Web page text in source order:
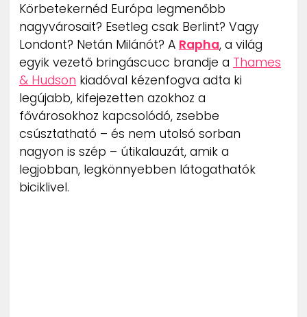
IMPRESSZUM
PR-ARCHÍVUM
ADATKEZELÉSI TÁJÉKOZTATÓ
Körbetekernéd Európa legmenőbb
nagyvárosait? Esetleg csak Berlint? Vagy
Londont? Netán Milánót? A Rapha, a világ
egyik vezető bringáscucc brandje a Thames
& Hudson kiadóval kézenfogva adta ki
legújabb, kifejezetten azokhoz a
fővárosokhoz kapcsolódó, zsebbe
csúsztatható – és nem utolsó sorban
nagyon is szép – útikalauzát, amik a
legjobban, legkönnyebben látogathatók
biciklivel.